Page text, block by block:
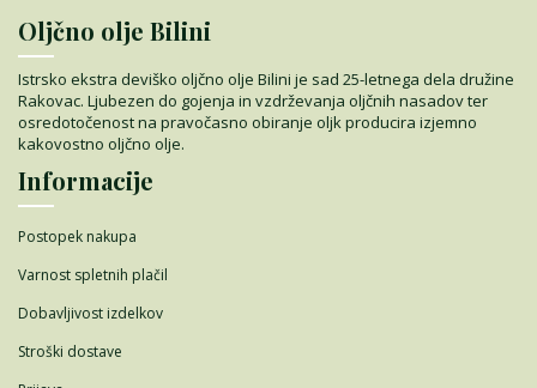
Oljčno olje Bilini
Istrsko ekstra deviško oljčno olje Bilini je sad 25-letnega dela družine
Rakovac. Ljubezen do gojenja in vzdrževanja oljčnih nasadov ter
osredotočenost na pravočasno obiranje oljk producira izjemno
kakovostno oljčno olje.
Informacije
Postopek nakupa
Varnost spletnih plačil
Dobavljivost izdelkov
Stroški dostave